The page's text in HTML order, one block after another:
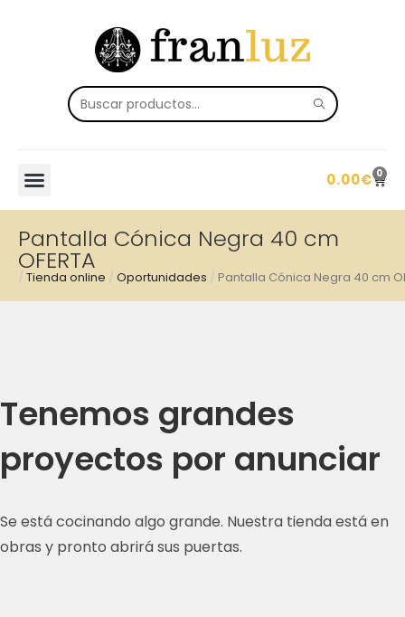
0.00€ 0
Pantalla Cónica Negra 40 cm
OFERTA
/ Tienda online / Oportunidades / Pantalla Cónica Negra 40 cm
Tenemos grandes
proyectos por anunciar
Se está cocinando algo grande. Nuestra tienda está en
obras y pronto abrirá sus puertas.